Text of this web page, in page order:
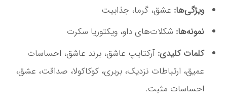
ویژگی‌ها: عشق، گرما، جذابیت
نمونه‌ها: شکلات‌های داو، ویکتوریا سکرت
کلمات کلیدی: آرکتایپ عاشق، برند عاشق، احساسات
عمیق، ارتباطات نزدیک، بربری، کوکاکولا، صداقت، عشق،
احساسات مثبت.